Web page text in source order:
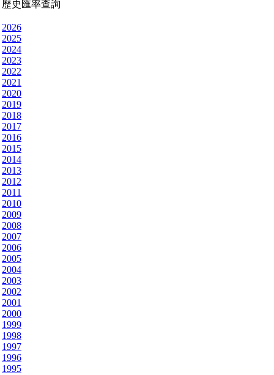
歷史匯率查詢
2026
2025
2024
2023
2022
2021
2020
2019
2018
2017
2016
2015
2014
2013
2012
2011
2010
2009
2008
2007
2006
2005
2004
2003
2002
2001
2000
1999
1998
1997
1996
1995